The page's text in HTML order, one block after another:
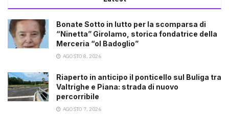
Bonate Sotto in lutto per la scomparsa di
“Ninetta” Girolamo, storica fondatrice della
Merceria “ol Badoglio”
AGOSTO 8, 2026
Riaperto in anticipo il ponticello sul Buliga tra
Valtrighe e Piana: strada di nuovo
percorribile
AGOSTO 7, 2026